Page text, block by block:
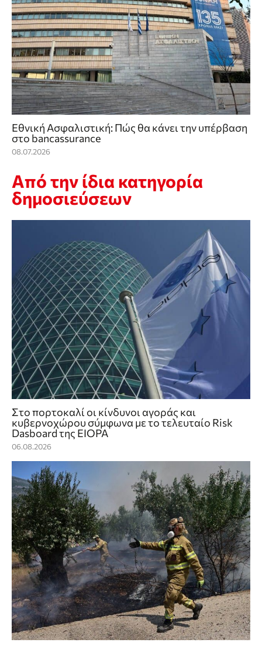
Εθνική Ασφαλιστική: Πώς θα κάνει την υπέρβαση
στο bancassurance
08.07.2026
Από την ίδια κατηγορία
δημοσιεύσεων
Στο πορτοκαλί οι κίνδυνοι αγοράς και
κυβερνοχώρου σύμφωνα με το τελευταίο Risk
Dasboard της EIOPA
06.08.2026